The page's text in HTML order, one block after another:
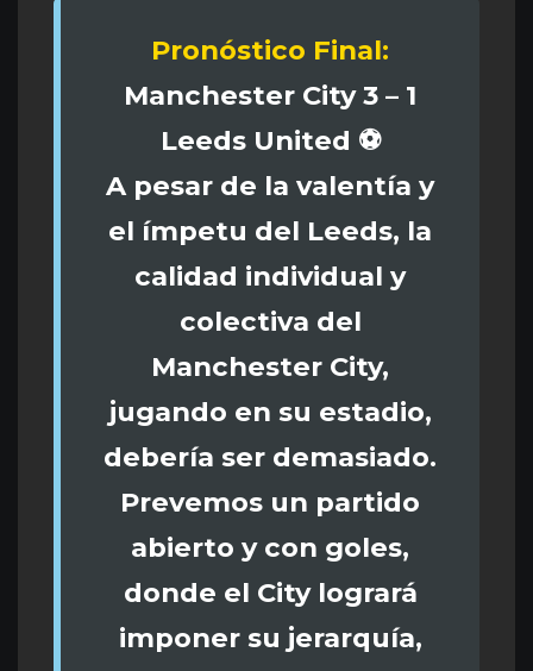
Pronóstico Final:
Manchester City 3 – 1
Leeds United ⚽️
A pesar de la valentía y
el ímpetu del Leeds, la
calidad individual y
colectiva del
Manchester City,
jugando en su estadio,
debería ser demasiado.
Prevemos un partido
abierto y con goles,
donde el City logrará
imponer su jerarquía,